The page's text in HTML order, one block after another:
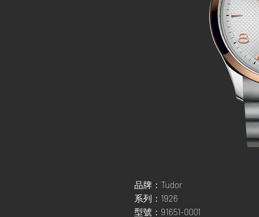
品牌：Tudor
系列：1926
型號：91651-0001